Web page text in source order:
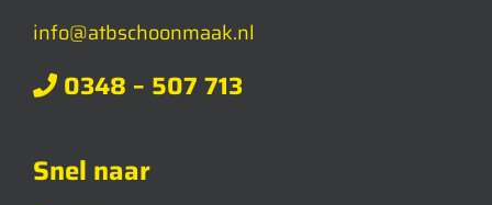
info@atbschoonmaak.nl
0348 – 507 713
Snel naar